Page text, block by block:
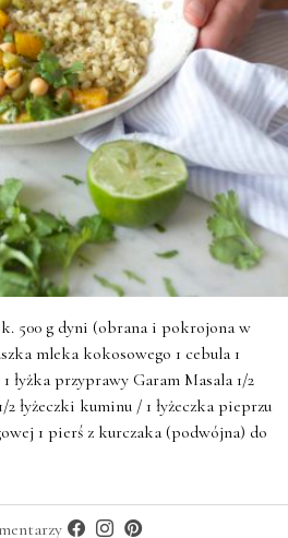
500 g dyni (obrana i pokrojona w
mleka kokosowego 1 cebula 1
przyprawy Garam Masala 1/2
łyżeczki kuminu / 1 łyżeczka pieprzu
1 pierś z kurczaka (podwójna) do